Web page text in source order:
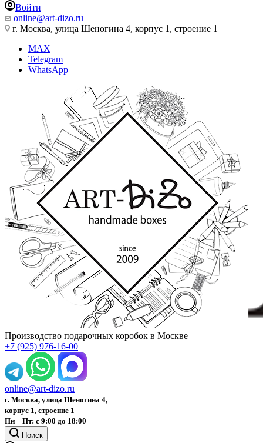
Войти
online@art-dizo.ru
г. Москва, улица Шеногина 4, корпус 1, строение 1
MAX
Telegram
WhatsApp
Производство подарочных коробок в Москве
+7 (925) 976-16-00
online@art-dizo.ru
г. Москва, улица Шеногина 4,
корпус 1, строение 1
Пн – Пт: с 9:00 до 18:00
Поиск